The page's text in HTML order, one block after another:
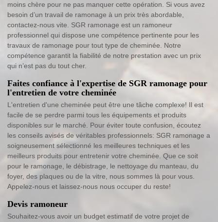
moins chère pour ne pas manquer cette opération. Si vous avez
besoin d’un travail de ramonage à un prix très abordable,
contactez-nous vite. SGR ramonage est un ramoneur
professionnel qui dispose une compétence pertinente pour les
travaux de ramonage pour tout type de cheminée. Notre
compétence garantit la fiabilité de notre prestation avec un prix
qui n’est pas du tout cher.
Faites confiance à l'expertise de SGR ramonage pour
l'entretien de votre cheminée
L'entretien d'une cheminée peut être une tâche complexe! Il est
facile de se perdre parmi tous les équipements et produits
disponibles sur le marché. Pour éviter toute confusion, écoutez
les conseils avisés de véritables professionnels: SGR ramonage a
soigneusement sélectionné les meilleures techniques et les
meilleurs produits pour entretenir votre cheminée. Que ce soit
pour le ramonage, le débistrage, le nettoyage du manteau, du
foyer, des plaques ou de la vitre, nous sommes là pour vous.
Appelez-nous et laissez-nous nous occuper du reste!
Devis ramoneur
Souhaitez-vous avoir un budget estimatif de votre projet de